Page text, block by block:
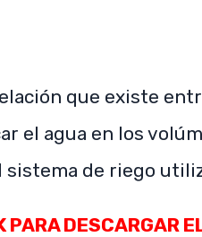
que existe
el agua en los
de riego
PARA DESCARGAR